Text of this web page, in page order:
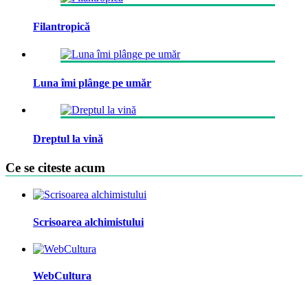
Filantropică
Luna îmi plânge pe umăr
Dreptul la vină
Ce se citeste acum
Scrisoarea alchimistului
WebCultura